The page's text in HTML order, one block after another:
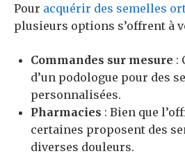
Pour acquérir des semelles
plusieurs options s’offrent à
Commandes sur mesure :
d’un podologue pour des
personnalisées.
Pharmacies : Bien que
certaines proposent des
diverses douleurs.